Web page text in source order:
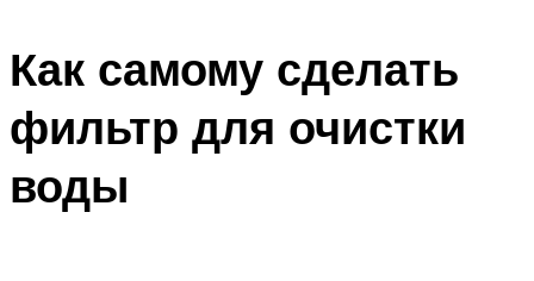
Как самому сделать
фильтр для очистки
воды